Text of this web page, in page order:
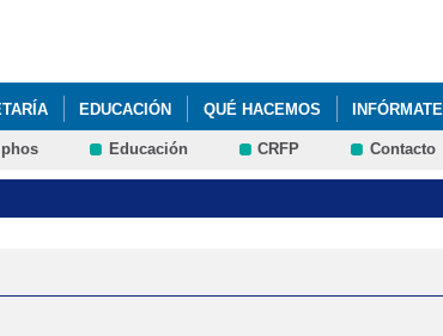
EDUCACIÓN QUÉ HACEMOS INFÓRMATE
Educación CRFP Contacto